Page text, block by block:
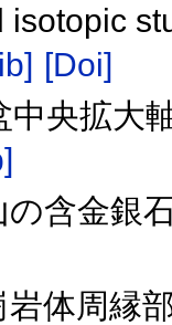
[Doi]
中央拡大
の含金銀
体周縁